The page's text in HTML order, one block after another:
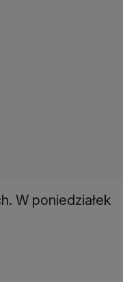
W poniedziałek